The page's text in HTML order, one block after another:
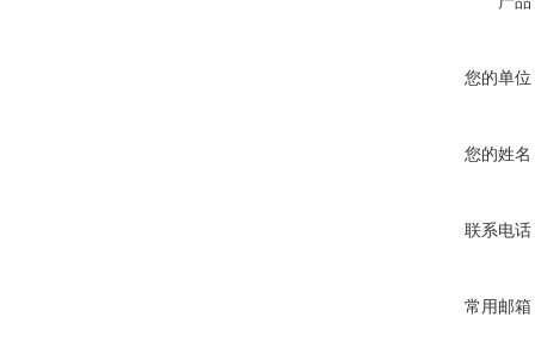
您的单位
您的姓名
联系电话
常用邮箱